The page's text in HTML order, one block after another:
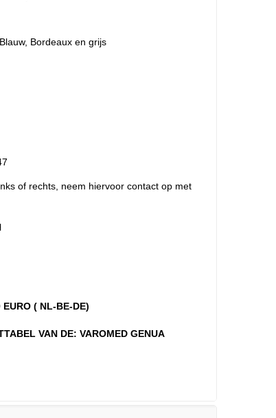
Bordeaux en grijs
of rechts, neem hiervoor contact op met
EURO ( NL-BE-DE)
VAN DE: VAROMED GENUA